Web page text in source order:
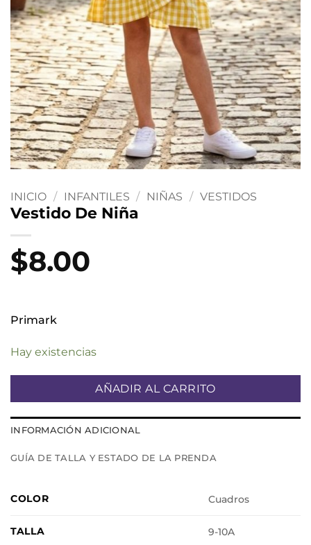
INICIO / INFANTILES / NIÑAS / VESTIDOS
Vestido De Niña
$8.00
Primark
Hay existencias
AÑADIR AL CARRITO
INFORMACIÓN ADICIONAL
GUÍA DE TALLA Y ESTADO DE LA PRENDA
COLOR Cuadros
TALLA 9-10A